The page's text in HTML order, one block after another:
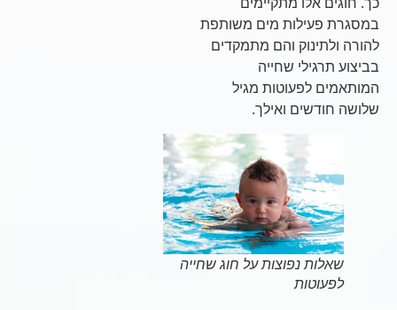
במסגרת פעילות מים משותפת
להורה ולתינוק והם מתמקדים
בביצוע תרגילי שחייה
המותאמים לפעוטות מגיל
שלושה חודשים ואילך.
שאלות נפוצות על חוג שחייה
לפעוטות